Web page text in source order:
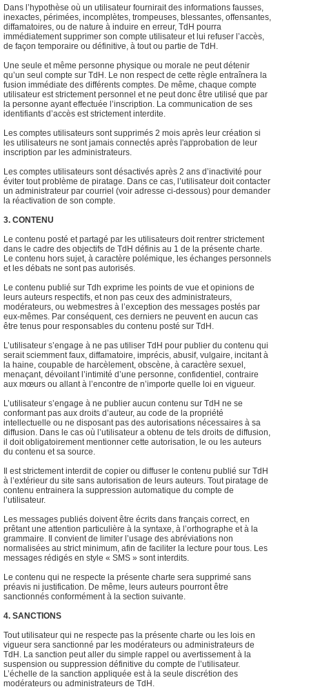
Dans l’hypothèse où un utilisateur fournirait des informations fausses,
inexactes, périmées, incomplètes, trompeuses, blessantes, offensantes,
diffamatoires, ou de nature à induire en erreur, TdH pourra
immédiatement supprimer son compte utilisateur et lui refuser l’accès,
de façon temporaire ou définitive, à tout ou partie de TdH.
Une seule et même personne physique ou morale ne peut détenir
qu’un seul compte sur TdH. Le non respect de cette règle entraînera la
fusion immédiate des différents comptes. De même, chaque compte
utilisateur est strictement personnel et ne peut donc être utilisé que par
la personne ayant effectuée l’inscription. La communication de ses
identifiants d’accès est strictement interdite.
Les comptes utilisateurs sont supprimés 2 mois après leur création si
les utilisateurs ne sont jamais connectés après l'approbation de leur
inscription par les administrateurs.
Les comptes utilisateurs sont désactivés après 2 ans d’inactivité pour
éviter tout problème de piratage. Dans ce cas, l’utilisateur doit contacter
un administrateur par courriel (voir adresse ci-dessous) pour demander
la réactivation de son compte.
3. CONTENU
Le contenu posté et partagé par les utilisateurs doit rentrer strictement
dans le cadre des objectifs de TdH définis au 1 de la présente charte.
Le contenu hors sujet, à caractère polémique, les échanges personnels
et les débats ne sont pas autorisés.
Le contenu publié sur Tdh exprime les points de vue et opinions de
leurs auteurs respectifs, et non pas ceux des administrateurs,
modérateurs, ou webmestres à l’exception des messages postés par
eux-mêmes. Par conséquent, ces derniers ne peuvent en aucun cas
être tenus pour responsables du contenu posté sur TdH.
L’utilisateur s’engage à ne pas utiliser TdH pour publier du contenu qui
serait sciemment faux, diffamatoire, imprécis, abusif, vulgaire, incitant à
la haine, coupable de harcèlement, obscène, à caractère sexuel,
menaçant, dévoilant l’intimité d’une personne, confidentiel, contraire
aux mœurs ou allant à l’encontre de n’importe quelle loi en vigueur.
L’utilisateur s’engage à ne publier aucun contenu sur TdH ne se
conformant pas aux droits d’auteur, au code de la propriété
intellectuelle ou ne disposant pas des autorisations nécessaires à sa
diffusion. Dans le cas où l’utilisateur a obtenu de tels droits de diffusion,
il doit obligatoirement mentionner cette autorisation, le ou les auteurs
du contenu et sa source.
Il est strictement interdit de copier ou diffuser le contenu publié sur TdH
à l’extérieur du site sans autorisation de leurs auteurs. Tout piratage de
contenu entrainera la suppression automatique du compte de
l’utilisateur.
Les messages publiés doivent être écrits dans français correct, en
prêtant une attention particulière à la syntaxe, à l’orthographe et à la
grammaire. Il convient de limiter l’usage des abréviations non
normalisées au strict minimum, afin de faciliter la lecture pour tous. Les
messages rédigés en style « SMS » sont interdits.
Le contenu qui ne respecte la présente charte sera supprimé sans
préavis ni justification. De même, leurs auteurs pourront être
sanctionnés conformément à la section suivante.
4. SANCTIONS
Tout utilisateur qui ne respecte pas la présente charte ou les lois en
vigueur sera sanctionné par les modérateurs ou administrateurs de
TdH. La sanction peut aller du simple rappel ou avertissement à la
suspension ou suppression définitive du compte de l’utilisateur.
L’échelle de la sanction appliquée est à la seule discrétion des
modérateurs ou administrateurs de TdH.